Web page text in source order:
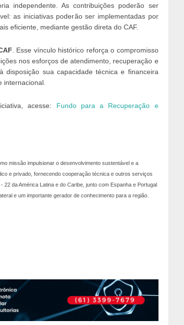
independente. As contribuições poderão ser
as iniciativas poderão ser implementadas por
eficiente, mediante gestão direta do CAF.
. Esse vínculo histórico reforça o compromisso
nos esforços de atendimento, recuperação e
disposição sua capacidade técnica e financeira
internacional.
acesse: Fundo para a Recuperação e
missão impulsionar o desenvolvimento sustentável e a
e privado, fornecendo cooperação técnica e outros serviços
da América Latina e do Caribe, junto com Espanha e Portugal
e um importante gerador de conhecimento para a região.